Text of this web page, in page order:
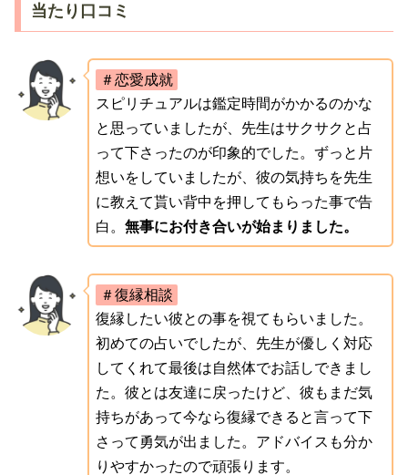
当たり口コミ
＃恋愛成就
スピリチュアルは鑑定時間がかかるのかな
と思っていましたが、先生はサクサクと占
って下さったのが印象的でした。ずっと片
想いをしていましたが、彼の気持ちを先生
に教えて貰い背中を押してもらった事で告
白。 無事にお付き合いが始まりました。
＃復縁相談
復縁したい彼との事を視てもらいました。
初めての占いでしたが、先生が優しく対応
してくれて最後は自然体でお話しできまし
た。彼とは友達に戻ったけど、彼もまだ気
持ちがあって今なら復縁できると言って下
さって勇気が出ました。アドバイスも分か
りやすかったので頑張ります。